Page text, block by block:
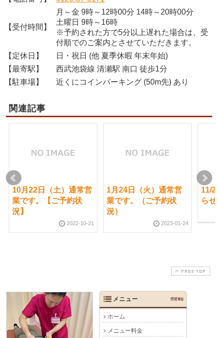
【受付時間】
月～金 9時～12時00分 14時～20時00分
土曜日 9時～16時
※予約された方で5分以上遅れた場合は、受
付順でのご案内とさせていただきます。
【定休日】
日・祝日 (他 夏季休暇 年末年始)
【最寄駅】
西武池袋線 清瀬駅 南口 徒歩1分
【駐車場】
近くにコインパーキング (50m先) あり
関連記事
10月22日（土）通常営
業です。【ご予約状
況】
2022-10-21
1月24日（火）通常営
業です。（ご予約状
況）
2023-01-24
11/
らせ
PAGE TOP
メニュー MENU
ホーム
メニュー料金